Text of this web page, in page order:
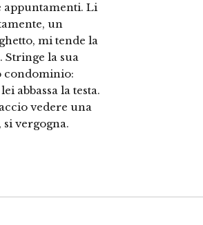
appuntamenti. Li
un
mi tende la
Stringe la sua
condominio:
abbassa la testa.
vedere una
vergogna.